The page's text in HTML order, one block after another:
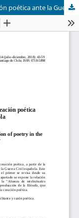
María Zambrano y Pablo Neruda: la creación poética ante la Guerra Civil Española